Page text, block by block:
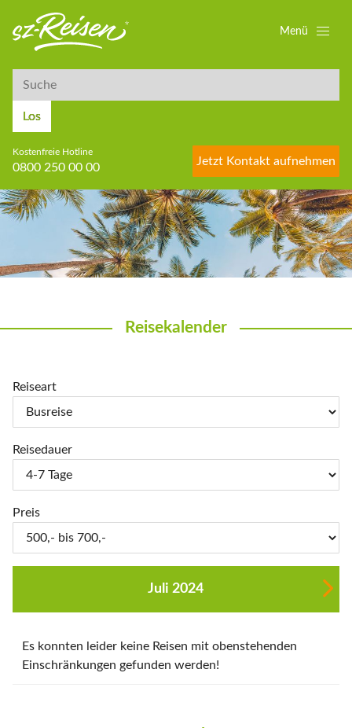
Suche
Los
Kostenfreie Hotline
0800 250 00 00
Jetzt Kontakt aufnehmen
Menü
Reisekalender
Reiseart
Reisedauer
Preis
Juli 2024
Es konnten leider keine Reisen mit obenstehenden
Einschränkungen gefunden werden!